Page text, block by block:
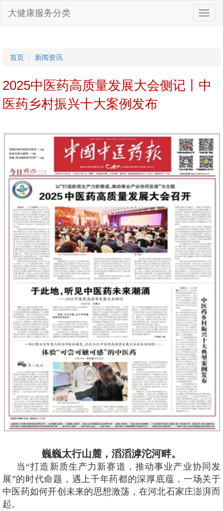
大健康服务分类
首页 新闻资讯
2025中医药高质量发展大会侧记丨中
医药乡村振兴十大案例发布
巍巍太行山麓，滔滔滹沱河畔。
当“打造新质生产力新赛道，推动事业产业协同发
展”的时代命题，遇上千年药都的深厚底蕴，一场关于
中医药如何开创未来的思想激荡，在河北石家庄澎湃而
起。